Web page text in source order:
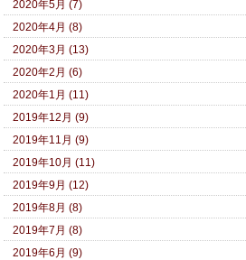
2020年5月 (7)
2020年4月 (8)
2020年3月 (13)
2020年2月 (6)
2020年1月 (11)
2019年12月 (9)
2019年11月 (9)
2019年10月 (11)
2019年9月 (12)
2019年8月 (8)
2019年7月 (8)
2019年6月 (9)